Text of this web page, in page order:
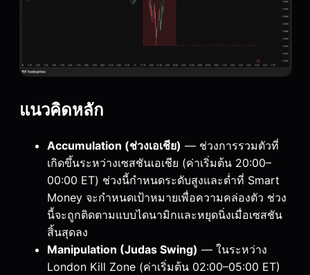
แนวคิดหลัก
Accumulation (ช่วงเอเชีย) — ช่วงการรวมตัวที่
เกิดขึ้นระหว่างเซสชันเอเชีย (ค่าเริ่มต้น 20:00–
00:00 ET) ช่วงนี้กำหนดระดับสูงและต่ำที่ Smart
Money จะกำหนดเป้าหมายเพื่อความคล่องตัว ช่วง
นี้จะถูกติดตามแบบไดนามิกและหยุดนิ่งเมื่อเซสชัน
สิ้นสุดลง
Manipulation (Judas Swing) — ในระหว่าง
London Kill Zone (ค่าเริ่มต้น 02:00–05:00 ET)